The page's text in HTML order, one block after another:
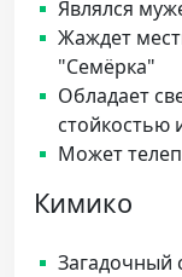
Являлся
Жаждет
"Семёрка"
Обладает
стойкостью
Может
Кимико
Загадочный